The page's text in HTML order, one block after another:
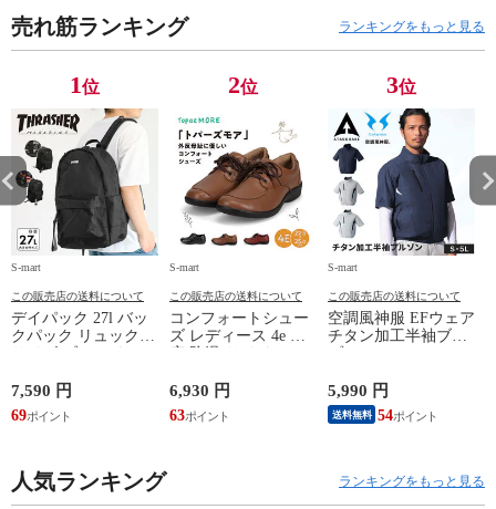
売れ筋ランキング ランキングをもっと見る
1位
S-mart
この販売店の送料について
デイパック 27l バッ
クパック リュック
鞄 機内持ち込み 夏
スラッシャー
THRASHER r1929
7,590 円
69
2位
S-mart
この販売店の送料について
コンフォートシュー
ズ レディース 4e 幅
シューズ 黒 トパー
ズ モア 靴 カジュア
ルシューズ 外反母趾
6,930 円
63
3位
S-mart
この販売店の送料について
空調風神服 EFウェア
チタン加工半袖ブル
ジャケット 遮熱 作
業服 作業着 上着 ア
タックベース KF100
5,990 円
送料無料 54
人気ランキング ランキングをもっと見る